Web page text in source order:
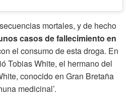
mortales, y de hecho
casos de fallecimiento en
el consumo de esta droga. En
Tobias White, el hermano del
conocido en Gran Bretaña
medicinal’.